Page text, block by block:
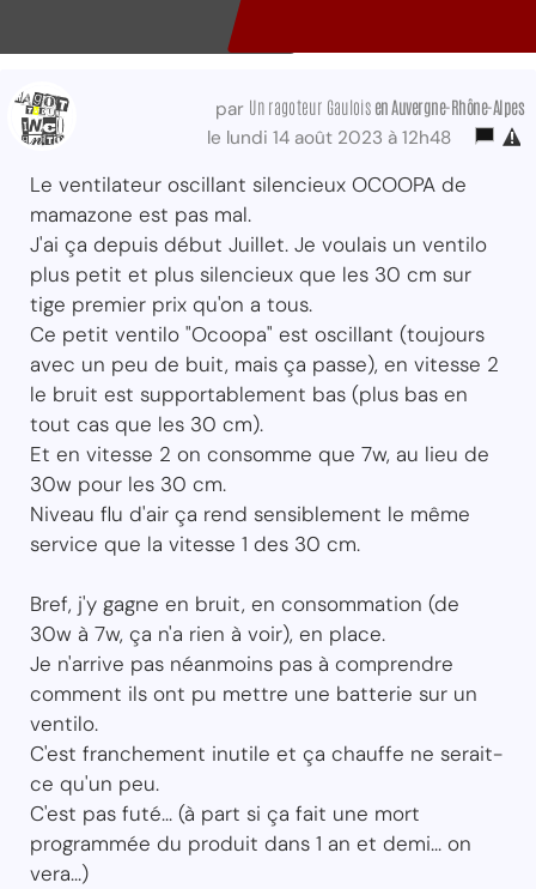
par Un ragoteur Gaulois en Auvergne-Rhône-Alpes
le lundi 14 août 2023 à 12h48
Le ventilateur oscillant silencieux OCOOPA de
mamazone est pas mal.
J'ai ça depuis début Juillet. Je voulais un ventilo
plus petit et plus silencieux que les 30 cm sur
tige premier prix qu'on a tous.
Ce petit ventilo "Ocoopa" est oscillant (toujours
avec un peu de buit, mais ça passe), en vitesse 2
le bruit est supportablement bas (plus bas en
tout cas que les 30 cm).
Et en vitesse 2 on consomme que 7w, au lieu de
30w pour les 30 cm.
Niveau flu d'air ça rend sensiblement le même
service que la vitesse 1 des 30 cm.
Bref, j'y gagne en bruit, en consommation (de
30w à 7w, ça n'a rien à voir), en place.
Je n'arrive pas néanmoins pas à comprendre
comment ils ont pu mettre une batterie sur un
ventilo.
C'est franchement inutile et ça chauffe ne serait-
ce qu'un peu.
C'est pas futé... (à part si ça fait une mort
programmée du produit dans 1 an et demi... on
vera...)